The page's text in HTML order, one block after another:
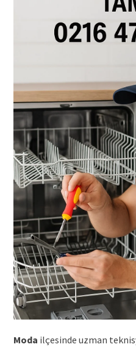
Moda ilçesinde uzman